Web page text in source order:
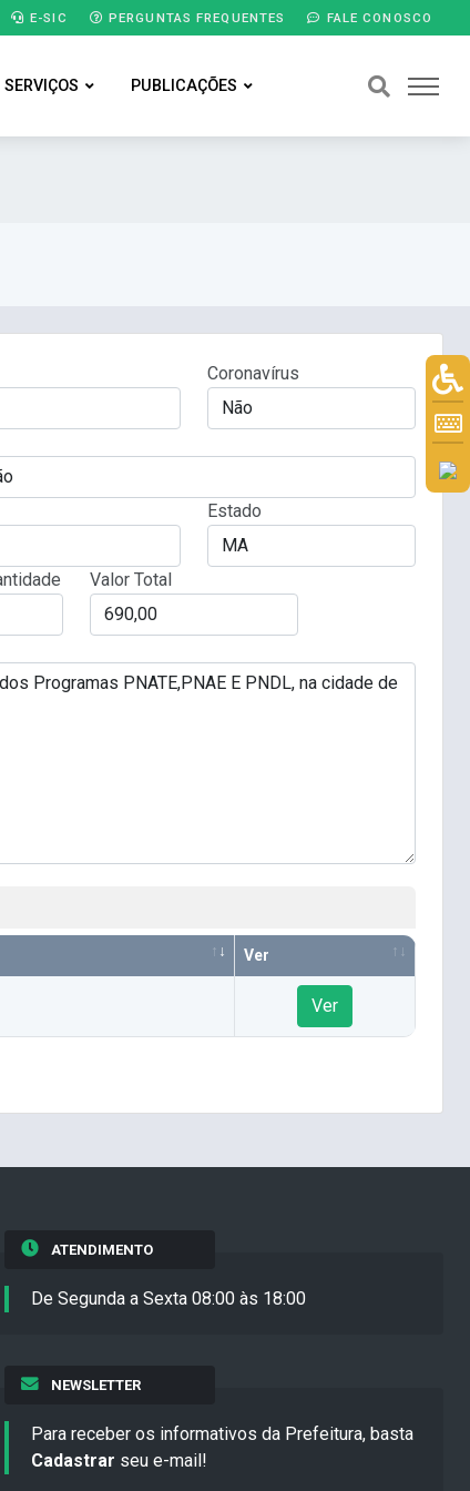
E-SIC PERGUNTAS FREQUENTES FALE CONOSCO
SERVIÇOS PUBLICAÇÕES
Coronavírus
Estado
Valor Total
Ver
Ver
ATENDIMENTO
De Segunda a Sexta 08:00 às 18:00
NEWSLETTER
Para receber os informativos da Prefeitura, basta
Cadastrar seu e-mail!